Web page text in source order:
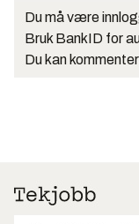
Du må være
Bruk BankID for
Du kan